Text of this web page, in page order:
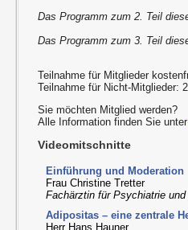
Das Programm zum 2. Teil
Das Programm zum 3. Teil
Teilnahme für Mitglieder
Teilnahme für Nicht-Mitglieder:
Sie möchten Mitglied werden?
Alle Information finden Sie
Videomitschnitte
Einführung und Moderation
Frau Christine Tretter
Fachärztin für Psychiatrie
Adipositas – eine zentrale
Herr Hans Hauner